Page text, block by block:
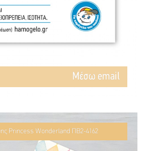
Mέσω email
Princess Wonderland ΠΒ2-4162